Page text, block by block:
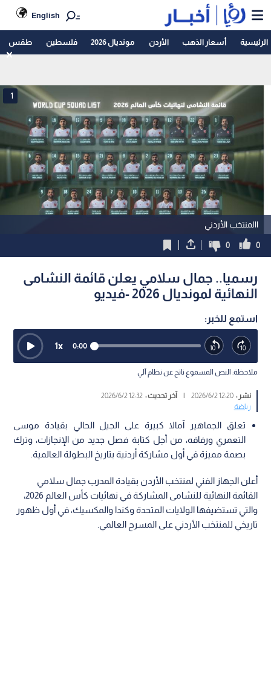
English
الرئيسية أسعار الذهب الأردن مونديال 2026 فلسطين طقس
االمنتخب الأردني
1
0
0
رسميا.. جمال سلامي يعلن قائمة النشامى
النهائية لمونديال 2026 -فيديو
استمع للخبر:
0:00
1x
ملاحظة: النص المسموع ناتج عن نظام آلي
نشر :12:20 2026/6/2
| آخر تحديث :12:32 2026/6/2
رياضة
تعلق الجماهير آمالا كبيرة على الجيل الحالي بقيادة موسى
التعمري ورفاقه، من أجل كتابة فصل جديد من الإنجازات، وترك
بصمة مميزة في أول مشاركة أردنية بتاريخ البطولة العالمية.
أعلن الجهاز الفني لمنتخب الأردن بقيادة المدرب جمال سلامي
القائمة النهائية للنشامى المشاركة في نهائيات كأس العالم 2026،
والتي تستضيفها الولايات المتحدة وكندا والمكسيك، في أول ظهور
تاريخي للمنتخب الأردني على المسرح العالمي.